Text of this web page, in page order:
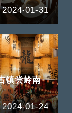
2024-01-31
镇尝岭南
2024-01-24